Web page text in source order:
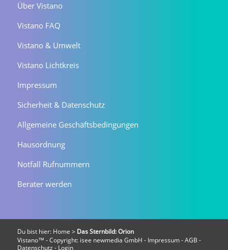
Über Vistano
Vistano FAQ
Vistano & Umwelt
Vistano Lichtkreis
Impressum
Sicherheit & Datenschutz
Allgemeine Geschäftsbedingungen
Hausordnung
Notfall Rufnummern
Berater werden
Du bist hier: Home > Das Sternbild: Orion
Vistano™ - Copyright: isee newmedia GmbH - Impressum-AGB -
Datenschutz - Login